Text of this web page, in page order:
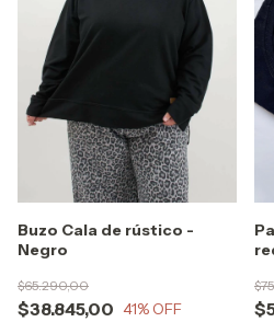
Buzo Cala de rústico -
Negro
$38.845,00
$65.290,00
41% OFF